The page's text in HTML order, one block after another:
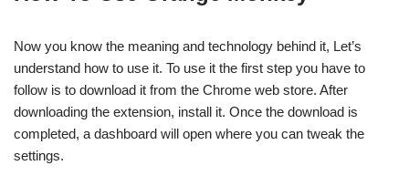
Now you know the meaning and technology behind it, Let’s
understand how to use it. To use it the first step you have to
follow is to download it from the Chrome web store. After
downloading the extension, install it. Once the download is
completed, a dashboard will open where you can tweak the
settings.